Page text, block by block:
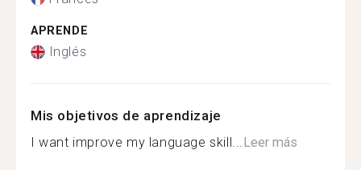
APRENDE
Inglés
Mis objetivos de aprendizaje
I want improve my language skill...Leer más